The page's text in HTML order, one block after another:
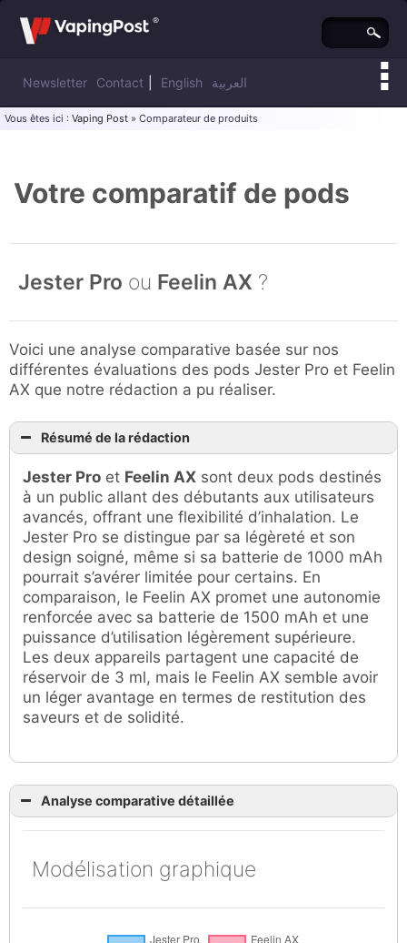
Newsletter Contact English العربية
Vous êtes ici : Vaping Post » Comparateur de produits
Votre comparatif de pods
Jester Pro ou Feelin AX ?
Voici une analyse comparative basée sur nos
différentes évaluations des pods Jester Pro et Feelin
AX que notre rédaction a pu réaliser.
Résumé de la rédaction
Jester Pro et Feelin AX sont deux pods destinés
à un public allant des débutants aux utilisateurs
avancés, offrant une flexibilité d’inhalation. Le
Jester Pro se distingue par sa légèreté et son
design soigné, même si sa batterie de 1000 mAh
pourrait s’avérer limitée pour certains. En
comparaison, le Feelin AX promet une autonomie
renforcée avec sa batterie de 1500 mAh et une
puissance d’utilisation légèrement supérieure.
Les deux appareils partagent une capacité de
réservoir de 3 ml, mais le Feelin AX semble avoir
un léger avantage en termes de restitution des
saveurs et de solidité.
Analyse comparative détaillée
Modélisation graphique